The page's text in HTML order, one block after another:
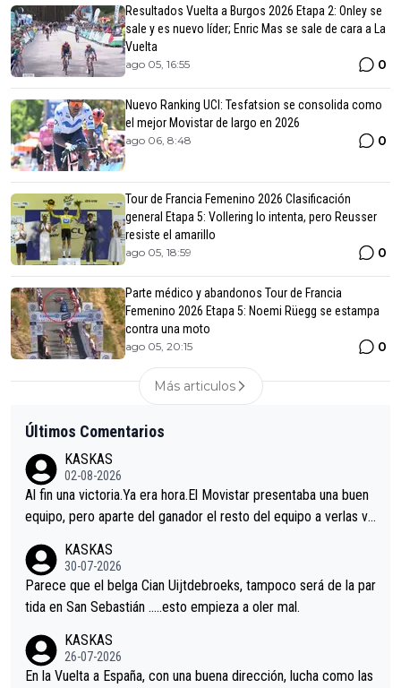
Resultados Vuelta a Burgos 2026 Etapa 2: Onley se
sale y es nuevo líder; Enric Mas se sale de cara a La
Vuelta
ago 05, 16:55 0
Nuevo Ranking UCI: Tesfatsion se consolida como
el mejor Movistar de largo en 2026
ago 06, 8:48 0
Tour de Francia Femenino 2026 Clasificación
general Etapa 5: Vollering lo intenta, pero Reusser
resiste el amarillo
ago 05, 18:59 0
Parte médico y abandonos Tour de Francia
Femenino 2026 Etapa 5: Noemi Rüegg se estampa
contra una moto
ago 05, 20:15 0
Más articulos
Últimos Comentarios
KASKAS
02-08-2026
Al fin una victoria.Ya era hora.El Movistar presentaba una buen
equipo, pero aparte del ganador el resto del equipo a verlas ve
s.La única buena noticia es la mejoría de Enric Más en San Seb
astian.Si en la Vuelta a Burgos sigue la mejoría, podríamos ten
er alguna sorpresa en la Vuelta.Ojalá.
KASKAS
30-07-2026
Parece que el belga Cian Uijtdebroeks, tampoco será de la par
tida en San Sebastián …..esto empieza a oler mal.
KASKAS
26-07-2026
En la Vuelta a España, con una buena dirección, lucha como las